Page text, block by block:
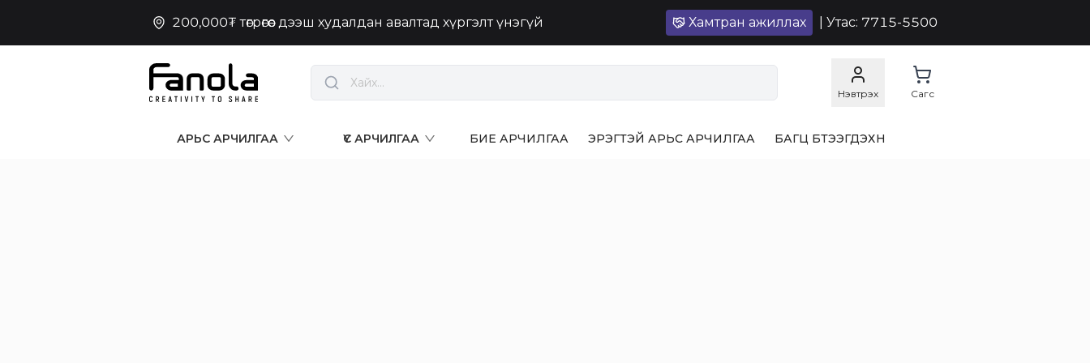
200,000₮ төгрөгөөс дээш худалдан авалтад хүргэлт үнэгүй Хамтран ажиллах | Утас: 7715-5500
Нэвтрэх Сагс
АРЬС АРЧИЛГАА ҮС АРЧИЛГАА БИЕ АРЧИЛГАА ЭРЭГТЭЙ АРЬС АРЧИЛГАА БАГЦ БҮТЭЭГДЭХҮҮН